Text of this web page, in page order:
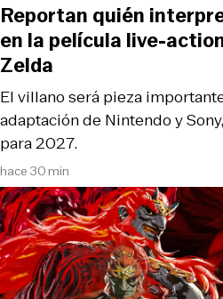
hace 30 min
El villano será pieza
adaptación de Nintendo y
para 2027.
Reportan quién
en la película live-
Zelda